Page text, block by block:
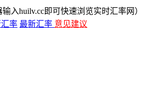
入huilv.cc即可快速浏览实时汇率网）
率 最新汇率 意见建议